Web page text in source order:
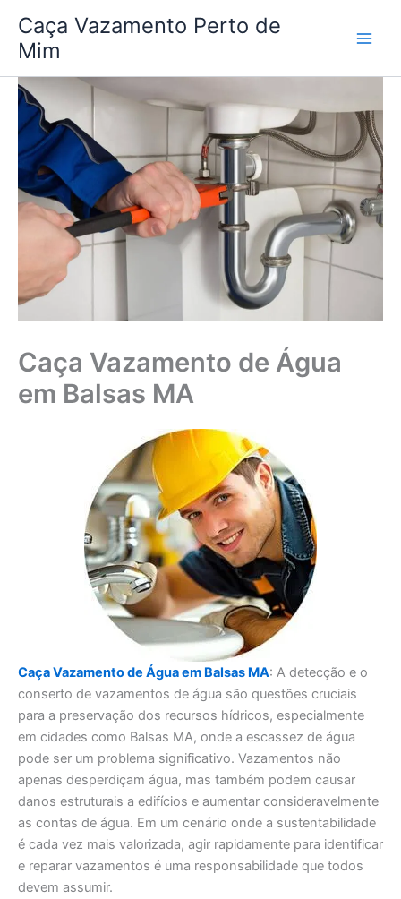
para
conteúdo
Caça Vazamento Perto de
Mim
Caça Vazamento de Água
em Balsas MA
Caça Vazamento de Água em Balsas MA: A detecção e o
conserto de vazamentos de água são questões cruciais
para a preservação dos recursos hídricos, especialmente
em cidades como Balsas MA, onde a escassez de água
pode ser um problema significativo. Vazamentos não
apenas desperdiçam água, mas também podem causar
danos estruturais a edifícios e aumentar consideravelmente
as contas de água. Em um cenário onde a sustentabilidade
é cada vez mais valorizada, agir rapidamente para identificar
e reparar vazamentos é uma responsabilidade que todos
devem assumir.